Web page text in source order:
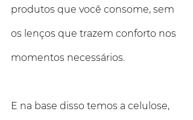
produtos que você consome, sem
os lenços que trazem conforto nos
momentos necessários.
E na base disso temos a celulose,